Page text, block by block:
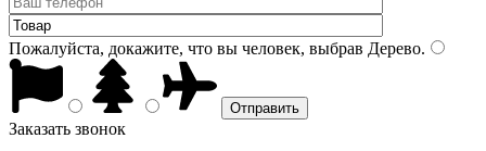
Пожалуйста, докажите, что вы человек, выбрав Дерево.
Заказать звонок